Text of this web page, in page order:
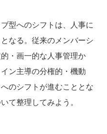
型へのシフトは、人事に
なる。従来のメンバーシ
・画一的な人事管理か
ン主導の分権的・機動
のシフトが進むこととな
て整理してみよう。